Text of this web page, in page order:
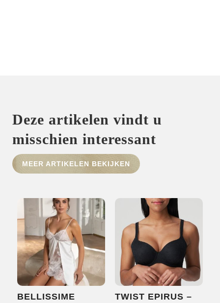
HOME
OVER ONS
MERKEN
NIEUWS
CONTACT
Deze artikelen vindt u
misschien interessant
MEER ARTIKELEN BEKIJKEN
BELLISSIME
TWIST EPIRUS –